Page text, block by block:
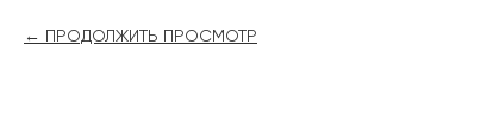
ПРОДОЛЖИТЬ ПРОСМОТР